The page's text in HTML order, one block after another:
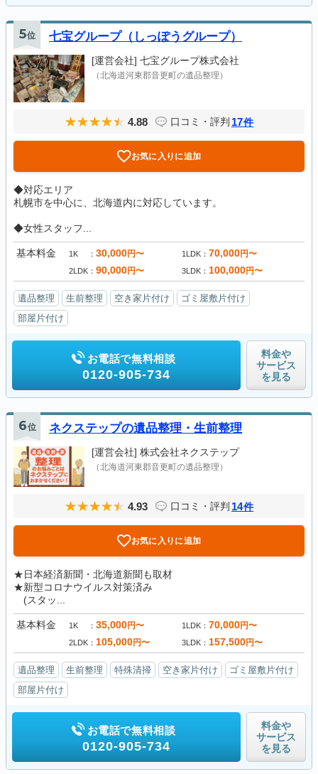
5位 七宝グループ（しっぽうグループ）
[運営会社] 七宝グループ株式会社
（北海道河東郡音更町の遺品整理）
4.88 口コミ・評判 17件
お気に入りに追加
◆対応エリア
札幌市を中心に、北海道内に対応しています。
◆女性スタッフ...
基本料金 1K 30,000円〜 1LDK 70,000円〜
2LDK 90,000円〜 3LDK 100,000円〜
遺品整理 生前整理 空き家片付け
ゴミ屋敷片付け
部屋片付け
お電話で無料相談
0120-905-734
料金や
サービス
を見る
6位 ネクステップの遺品整理・生前整理
[運営会社] 株式会社ネクステップ
（北海道河東郡音更町の遺品整理）
4.93 口コミ・評判 14件
お気に入りに追加
★日本経済新聞・北海道新聞も取材
★新型コロナウイルス対策済み
(スタッ...
基本料金 1K 35,000円〜 1LDK 70,000円〜
2LDK 105,000円〜 3LDK 157,500円〜
遺品整理 生前整理 特殊清掃 空き家片付け
ゴミ屋敷片付け
部屋片付け
お電話で無料相談
0120-905-734
料金や
サービス
を見る